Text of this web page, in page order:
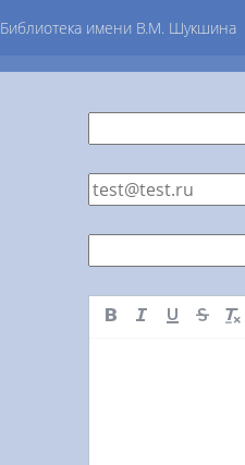
Библиотека имени В.М. Шукшина